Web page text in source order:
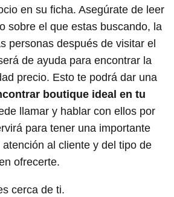
en su ficha. Asegúrate de leer
sobre el que estas buscando, la
personas después de visitar el
de ayuda para encontrar la
precio. Esto te podrá dar una
boutique ideal en tu
llamar y hablar con ellos por
para tener una importante
al cliente y del tipo de
ofrecerte.
cerca de ti.